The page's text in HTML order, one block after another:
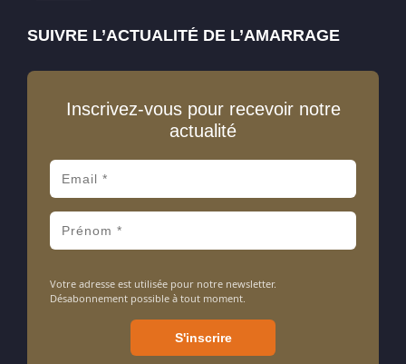
SUIVRE L’ACTUALITÉ DE L’AMARRAGE
Inscrivez-vous pour recevoir notre
actualité
Votre adresse est utilisée pour notre newsletter.
Désabonnement possible à tout moment.